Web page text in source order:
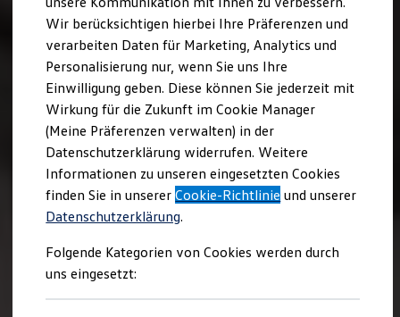
SUV und CUV
Familienautos
Kombis
Kompaktwagen
Sportwagen
Schnell verfügbare Fahrzeuge
Angebote und Produkte
Aktuelle Angebote
E-Auto-Förderung
Volkswagen Marktplatz
Die ENERGY Sondermodelle
Junge Gebrauchtwagen und Gebrauchtwagen
Volkswagen Zertifizierte Gebrauchtwagen
Elektromobilität bei Gebrauchtwagen
Saisonangebote
Reifenpakete
Leasing
Leasing-Angebote
Wir berücksichtigen hierbei Ihre Präferenzen und
verarbeiten Daten für Marketing, Analytics und
Personalisierung nur, wenn Sie uns Ihre
Einwilligung geben. Diese können Sie jederzeit mit
Wirkung für die Zukunft im Cookie Manager
(Meine Präferenzen verwalten) in der
Datenschutzerklärung widerrufen. Weitere
Informationen zu unseren eingesetzten Cookies
finden Sie in unsererCookie-Richtlinie und unserer
Datenschutzerklärung.
Folgende Kategorien von Cookies werden durch
uns eingesetzt: